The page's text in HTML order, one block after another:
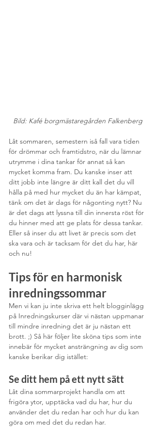
Bild: Kafé borgmästaregården Falkenberg
Låt sommaren, semestern iså fall vara tiden
för drömmar och framtidstro, när du lämnar
utrymme i dina tankar för annat så kan
mycket komma fram. Du kanske inser att
ditt jobb inte längre är ditt kall det du vill
hålla på med hur mycket du än har kämpat,
tänk om det är dags för någonting nytt? Nu
är det dags att lyssna till din innersta röst för
du hinner med att ge plats för dessa tankar.
Eller så inser du att livet är precis som det
ska vara och är tacksam för det du har, här
och nu!
Tips för en harmonisk
inredningssommar
Men vi kan ju inte skriva ett helt blogginlägg
på Inredningskurser där vi nästan uppmanar
till mindre inredning det är ju nästan ett
brott. ;) Så här följer lite sköna tips som inte
innebär för mycket ansträngning av dig som
kanske berikar dig istället:
Se ditt hem på ett nytt sätt
Låt dina sommarprojekt handla om att
frigöra ytor, upptäcka vad du har, hur du
använder det du redan har och hur du kan
göra om med det du redan har.